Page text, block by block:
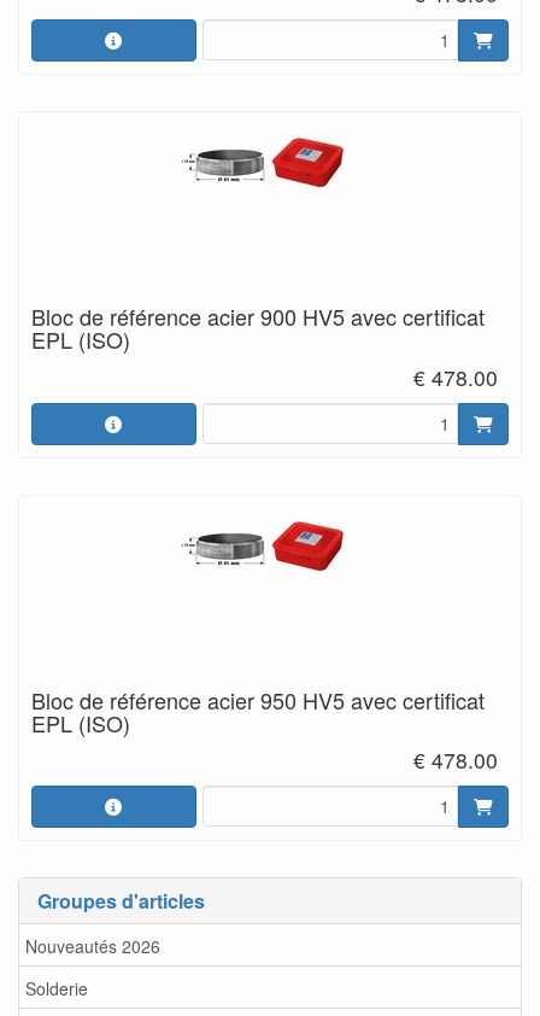
Groupes d'articles
Nouveautés 2026
Solderie
Bloc de référence acier 900 HV5 avec certificat
EPL (ISO)
€ 478.00
Bloc de référence acier 950 HV5 avec certificat
EPL (ISO)
€ 478.00